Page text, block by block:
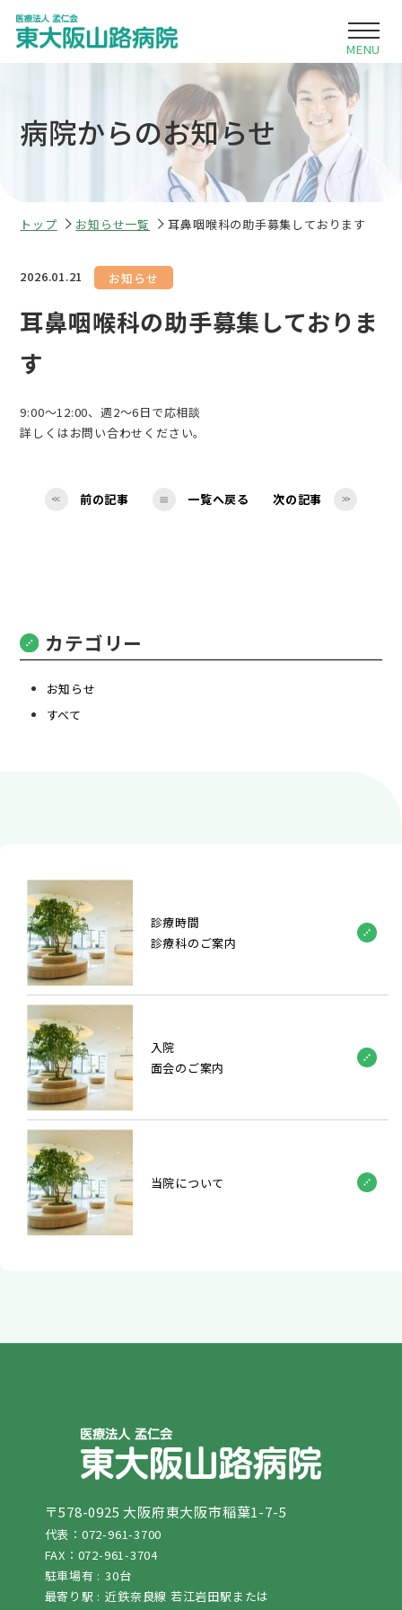
診療時間・各部門のご案内
・循環器内科
・整形外科
・眼科
・放射線科
入院・面会のご案内
採用情報
病院からのお知らせ
トップ お知らせ一覧 耳鼻咽喉科の助手募集しております
カテゴリー
お知らせ
すべて
2026.01.21 お知らせ
耳鼻咽喉科の助手募集しておりま
す
9:00～12:00、週2～6日で応相談
詳しくはお問い合わせください。
前の記事 一覧へ戻る 次の記事
診療時間
診療科のご案内
入院
面会のご案内
当院について
〒578-0925 大阪府東大阪市稲葉1-7-5
代表：072-961-3700
FAX：072-961-3704
駐車場有 : 30台
最寄り駅 : 近鉄奈良線 若江岩田駅または